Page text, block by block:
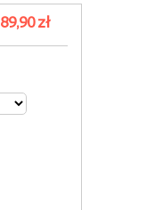
89,90 zł